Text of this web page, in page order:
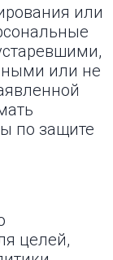
или
или не
по защите
целей,